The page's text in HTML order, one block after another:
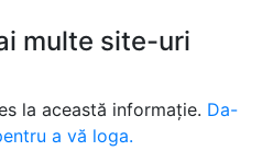
multe site-uri
la această informație. Da-
a vă loga.